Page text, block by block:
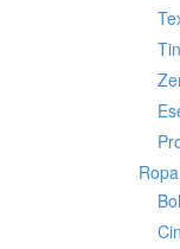
Ropa